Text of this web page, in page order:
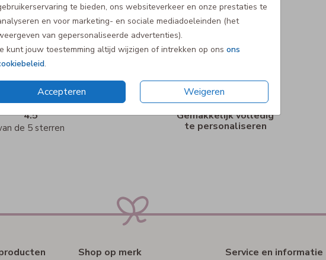
te bieden, ons websiteverkeer en onze prestaties te
en voor marketing- en sociale mediadoeleinden (het
van gepersonaliseerde advertenties).
kunt jouw toestemming altijd wijzigen of intrekken op ons ons
.
Accepteren Weigeren
4.5
de 5 sterren
Gemakkelijk volledig
te personaliseren
Shop op merk Service en informatie